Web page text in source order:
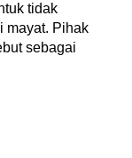
tidak
mayat. Pihak
sebagai